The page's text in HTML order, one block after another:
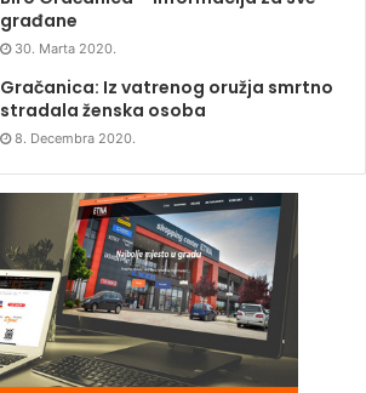
građane
30. Marta 2020.
Gračanica: Iz vatrenog oružja smrtno
stradala ženska osoba
8. Decembra 2020.